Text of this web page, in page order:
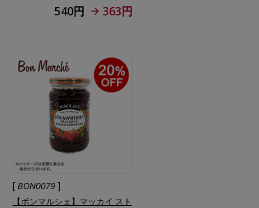
540円 363円
[BON0079 ]
【ボンマルシェ】マッカイ スト